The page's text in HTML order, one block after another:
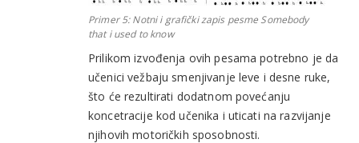
Primer 5: Notni i grafički zapis pesmeSomebody
that i used to know
Prilikom izvođenja ovih pesama potrebno je da
učenici vežbaju smenjivanje leve i desne ruke,
što će rezultirati dodatnom povećanju
koncetracije kod učenika i uticati na razvijanje
njihovih motoričkih sposobnosti.